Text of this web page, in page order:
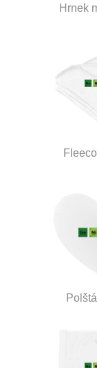
Hrnek